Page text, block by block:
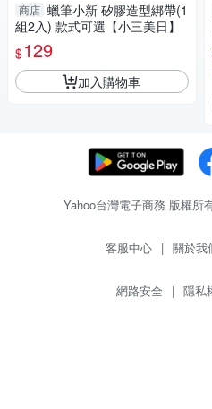
商店 蠟筆小新 矽膠造型綁帶(1
組2入) 款式可選【小三美日】
$129
加入購物車
Yahoo台灣電子商務 版權所
客服中心 | 關於我
網路安全 | 隱私